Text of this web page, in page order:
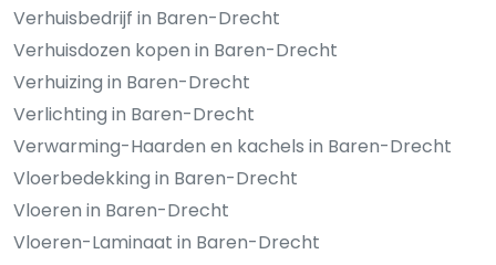
Verhuisbedrijf in Baren-Drecht
Verhuisdozen kopen in Baren-Drecht
Verhuizing in Baren-Drecht
Verlichting in Baren-Drecht
Verwarming-Haarden en kachels in Baren-Drecht
Vloerbedekking in Baren-Drecht
Vloeren in Baren-Drecht
Vloeren-Laminaat in Baren-Drecht